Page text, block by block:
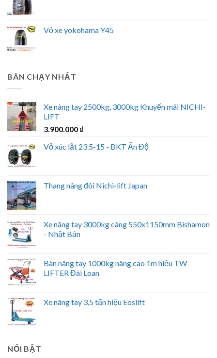
Vỏ xe yokohama Y45
BÁN CHẠY NHẤT
Xe nâng tay 2500kg, 3000kg Khuyến mãi NICHI-
LIFT
3.900.000 ₫
Vỏ xúc lật 23.5-15 - BKT Ấn Độ
Thang nâng đôi Nichi-lift Japan
Xe nâng tay 3000kg càng 550x1150mm Bishamon
- Nhật Bản
Bàn nâng tay 1000kg nâng cao 1m hiệu TW-
LIFTER Đài Loan
Xe nâng tay 3,5 tấn hiệu Eoslift
NỔI BẬT